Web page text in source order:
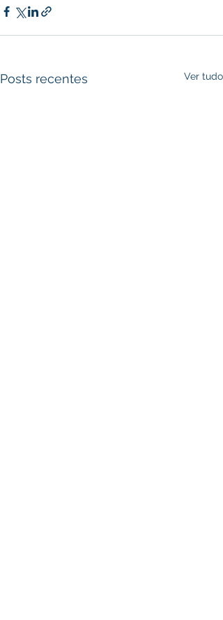
Posts recentes Ver tudo